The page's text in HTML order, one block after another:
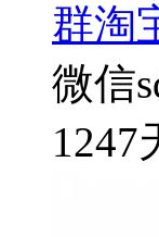
群淘
微信
1247